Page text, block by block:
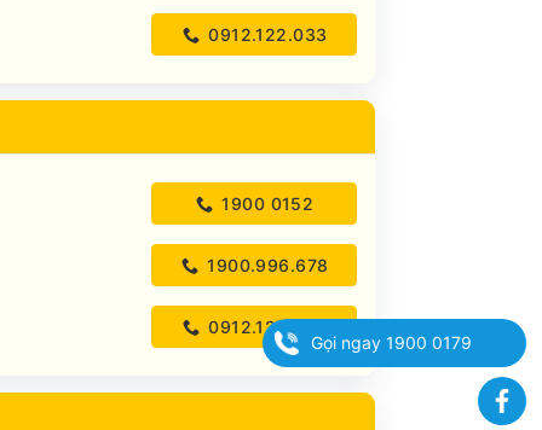
0912.122.033
1900 0152
1900.996.678
0912.122.033
Gọi ngay 1900 0179